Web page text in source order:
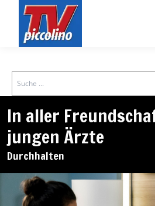
Search
In aller
jungen Ärzte
Durchhalten